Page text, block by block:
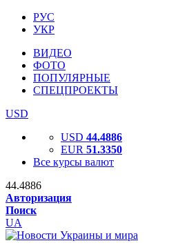
РУС
УКР
ВИДЕО
ФОТО
ПОПУЛЯРНЫЕ
СПЕЦПРОЕКТЫ
USD
USD 44.4886
EUR 51.3350
Все курсы валют
44.4886
Авторизация
Поиск
UA